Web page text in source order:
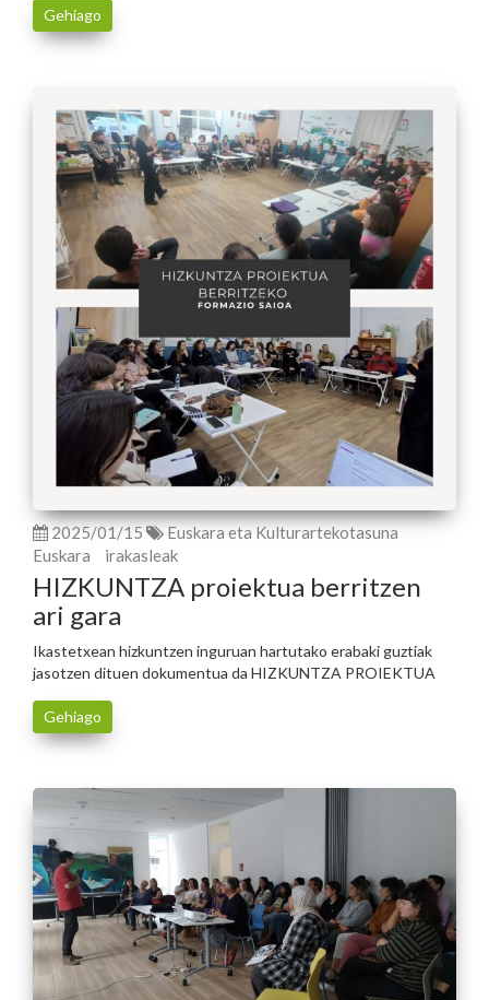
Gehiago
2025/01/15
Euskara eta Kulturartekotasuna
Euskara
irakasleak
HIZKUNTZA proiektua berritzen
ari gara
Ikastetxean hizkuntzen inguruan hartutako erabaki guztiak
jasotzen dituen dokumentua da HIZKUNTZA PROIEKTUA
Gehiago